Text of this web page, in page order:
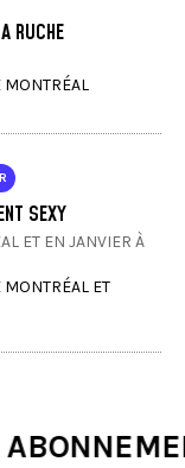
RUCHE
MONTRÉAL
SEXY
ET EN JANVIER À
ET